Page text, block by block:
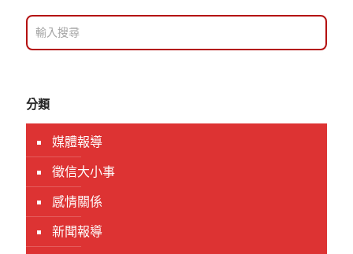
分類
媒體報導
徵信大小事
感情關係
新聞報導